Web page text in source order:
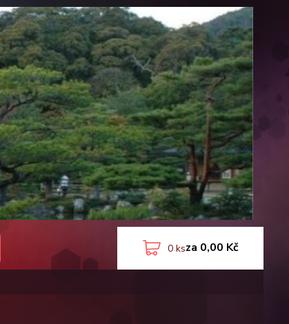
0 ksza 0,00 Kč